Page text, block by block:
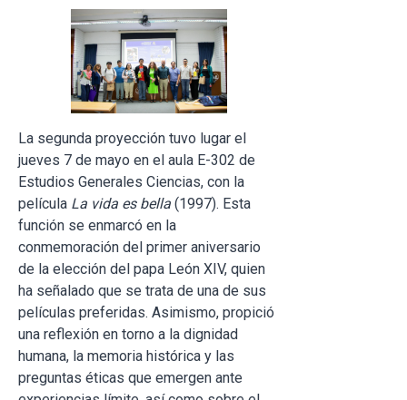
La segunda proyección tuvo lugar el
jueves 7 de mayo en el aula E-302 de
Estudios Generales Ciencias, con la
película La vida es bella (1997). Esta
función se enmarcó en la
conmemoración del primer aniversario
de la elección del papa León XIV, quien
ha señalado que se trata de una de sus
películas preferidas. Asimismo, propició
una reflexión en torno a la dignidad
humana, la memoria histórica y las
preguntas éticas que emergen ante